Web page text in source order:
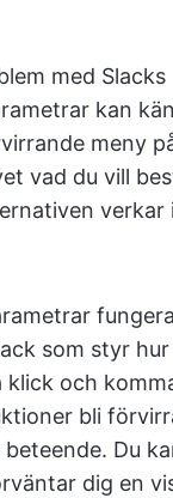
med Slacks
kan
meny
vad du vill
verkar
som styr
klick och
bli
Du
dig en